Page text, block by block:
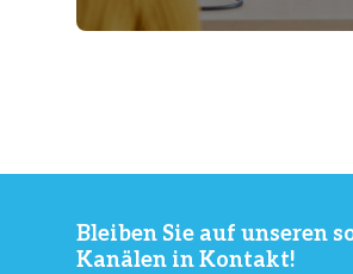
Bleiben Sie auf unseren
Kanälen in Kontakt!